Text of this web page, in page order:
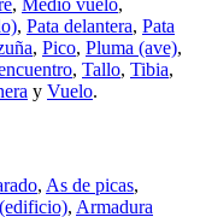
, Medio vuelo,
, Pata delantera, Pata
, Pico, Pluma (ave),
, Tallo, Tibia,
y Vuelo.
, As de picas,
, Armadura